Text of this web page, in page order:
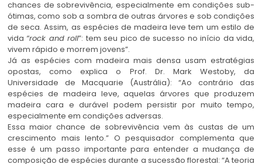
chances de sobrevivência, especialmente em condições sub-
ótimas, como sob a sombra de outras árvores e sob condições
de seca. Assim, as espécies de madeira leve tem um estilo de
vida“rock and roll”: tem seu pico de sucesso no início da vida,
vivem rápido e morrem jovens”.
Já as espécies com madeira mais densa usam estratégias
opostas, como explica o Prof. Dr. Mark Westoby, da
Universidade de Macquarie (Austrália): “Ao contrário das
espécies de madeira leve, aquelas árvores que produzem
madeira cara e durável podem persistir por muito tempo,
especialmente em condições adversas.
Essa maior chance de sobrevivência vem às custas de um
crescimento mais lento.” O pesquisador complementa que
esse é um passo importante para entender a mudança de
composição de espécies durante a sucessão florestal: “A teoria